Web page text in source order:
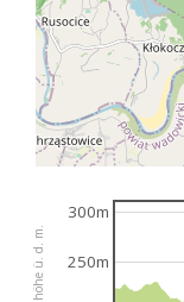
höhe ü. d. m. 250m
300m